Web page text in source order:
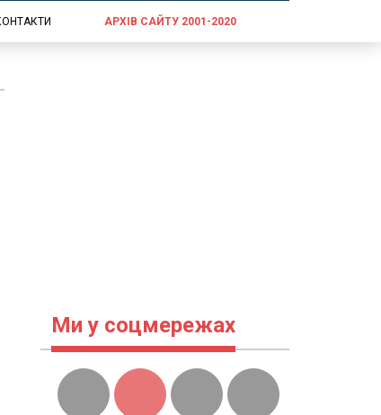
АРХІВ САЙТУ 2001-2020
Ми у соцмережах